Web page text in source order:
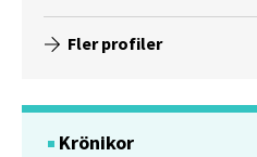
Fler profiler
Krönikor